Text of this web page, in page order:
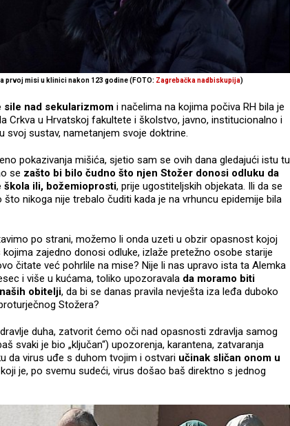
prvoj misi u klinici nakon 123 godine (FOTO: Zagrebačka nadbiskupija)
nad sekularizmom i načelima na kojima počiva RH bila je
Crkva u Hrvatskoj fakultete i školstvo, javno, institucionalno i
svoj sustav, nametanjem svoje doktrine.
pokazivanja mišića, sjetio sam se ovih dana gledajući istu tu
se zašto bi bilo čudno što njen Stožer donosi odluku da
škola ili, božemioprosti, prije ugostiteljskih objekata. Ili da se
nikoga nije trebalo čuditi kada je na vrhuncu epidemije bila
po strani, možemo li onda uzeti u obzir opasnost kojoj
zajedno donosi odluke, izlaže pretežno osobe starije
čitate već pohrlile na mise? Nije li nas upravo ista ta Alemka
i više u kućama, toliko upozoravala da moramo biti
obitelji, da bi se danas pravila nevješta iza leđa duboko
Stožera?
duha, zatvorit ćemo oči nad opasnosti zdravlja samog
svaki je bio „ključan“) upozorenja, karantena, zatvaranja
da virus uđe s duhom tvojim i ostvari učinak sličan onom u
je, po svemu sudeći, virus došao baš direktno s jednog